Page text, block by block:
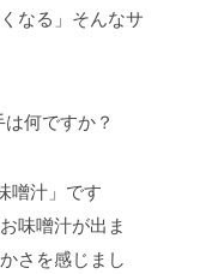
なる」そんなサ
は何ですか？
噌汁」です
味噌汁が出ま
さを感じまし